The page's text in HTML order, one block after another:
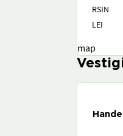
RSIN
LEI
map